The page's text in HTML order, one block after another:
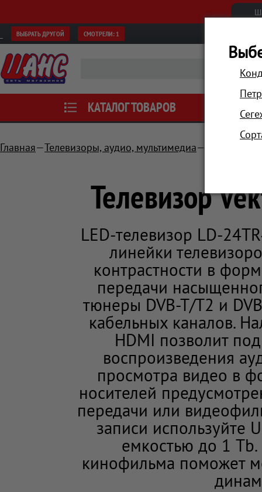
ВЫБРАТЬ ДРУГОЙ СМОТРЕЛИ: 1
КАТАЛОГ ТОВАРОВ АКЦИИ
Главная Телевизоры, аудио, мультимедиа
Телевизор
LED-телевизор LD-
линейки
контрастности в
передачи
тюнеры DVB-T/T2 и
кабельных каналов.
HDMI позволит
воспроизведения
просмотра видео в
носителей
передачи или
записи используйте
емкостью до 1
кинофильма поможет